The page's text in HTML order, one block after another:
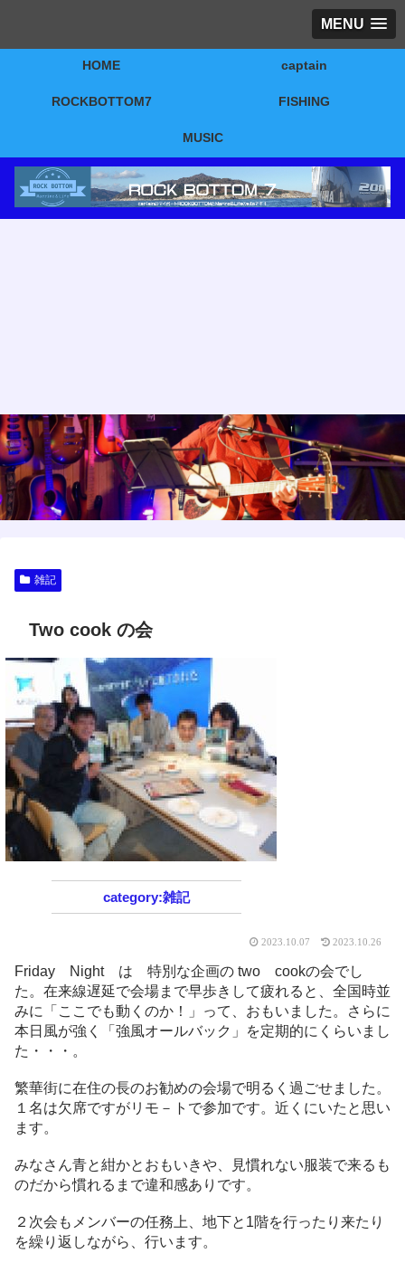
MENU
HOME captain
ROCKBOTTOM7 FISHING
MUSIC
雑記
Two cook の会
雑記
2023.10.07 2023.10.26
Friday Night は 特別な企画の two cookの会でし
た。在来線遅延で会場まで早歩きして疲れると、全国時並
みに「ここでも動くのか！」って、おもいました。さらに
本日風が強く「強風オールバック」を定期的にくらいまし
た・・・。
繁華街に在住の長のお勧めの会場で明るく過ごせました。
１名は欠席ですがリモ－トで参加です。近くにいたと思い
ます。
みなさん青と紺かとおもいきや、見慣れない服装で来るも
のだから慣れるまで違和感ありです。
２次会もメンバーの任務上、地下と1階を行ったり来たり
を繰り返しながら、行います。